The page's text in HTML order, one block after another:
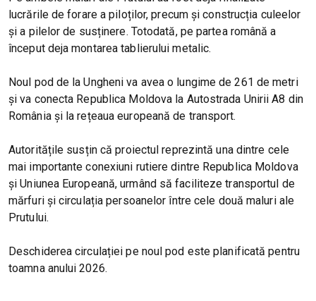
lucrările de forare a piloților, precum și construcția culeelor
și a pilelor de susținere. Totodată, pe partea română a
început deja montarea tablierului metalic.
Noul pod de la Ungheni va avea o lungime de 261 de metri
și va conecta Republica Moldova la Autostrada Unirii A8 din
România și la rețeaua europeană de transport.
Autoritățile susțin că proiectul reprezintă una dintre cele
mai importante conexiuni rutiere dintre Republica Moldova
și Uniunea Europeană, urmând să faciliteze transportul de
mărfuri și circulația persoanelor între cele două maluri ale
Prutului.
Deschiderea circulației pe noul pod este planificată pentru
toamna anului 2026.